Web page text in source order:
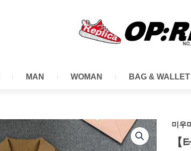
MAN WOMAN BAG & WALLET
미우
【